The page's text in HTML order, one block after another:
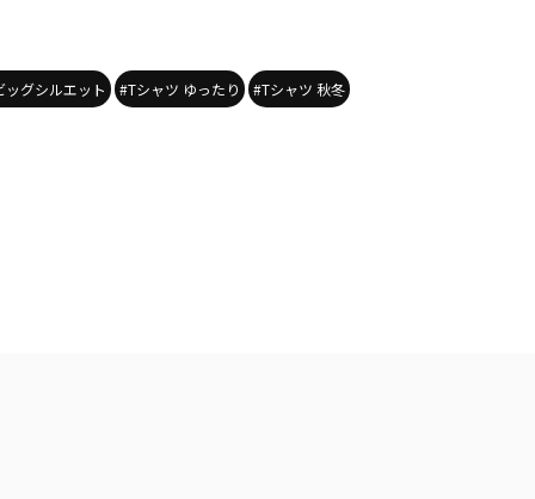
ッグシルエット #Tシャツ ゆったり #Tシャツ 秋冬